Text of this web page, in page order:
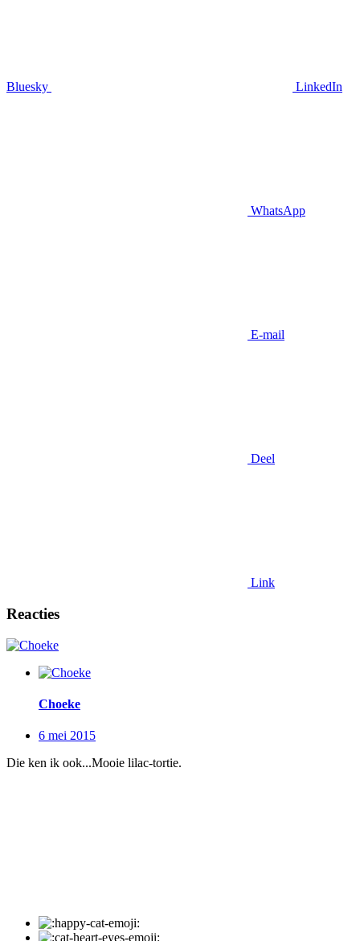
Bluesky LinkedIn
WhatsApp
E-mail
Deel
Link
Reacties
Choeke
6 mei 2015
Die ken ik ook...Mooie lilac-tortie.